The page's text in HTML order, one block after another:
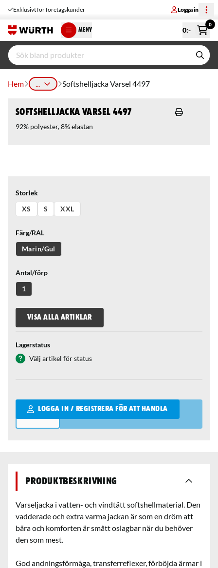
Exklusivt för företagskunder Logga in
MENY 0:-
0
Hem ... Softshelljacka Varsel 4497
Softshelljacka Varsel 4497
92% polyester, 8% elastan
Storlek
XS
S XXL
Färg/RAL
Marin/Gul
Antal/förp
1
VISA ALLA ARTIKLAR
Lagerstatus
Välj artikel för status
LOGGA IN / REGISTRERA FÖR ATT HANDLA
Qantity
Produktbeskrivning
Varseljacka i vatten- och vindtätt softshellmaterial. Den
vadderade och extra varma jackan är som en dröm att
bära och komforten är smått oslagbar när du behöver
den som mest.
God andningsförmåga, transferreflexer, förböjda ärmar i